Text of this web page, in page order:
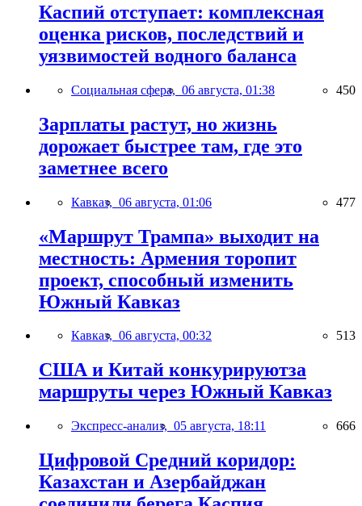
Каспий отступает: комплексная
оценка рисков, последствий и
уязвимостей водного баланса
Социальная сфера, 06 августа, 01:38 450
Зарплаты растут, но жизнь
дорожает быстрее там, где это
заметнее всего
Кавказ, 06 августа, 01:06 477
«Маршрут Трампа» выходит на
местность: Армения торопит
проект, способный изменить
Южный Кавказ
Кавказ, 06 августа, 00:32 513
США и Китай конкурируютза
маршруты через Южный Кавказ
Экспресс-анализ, 05 августа, 18:11 666
Цифровой Средний коридор:
Казахстан и Азербайджан